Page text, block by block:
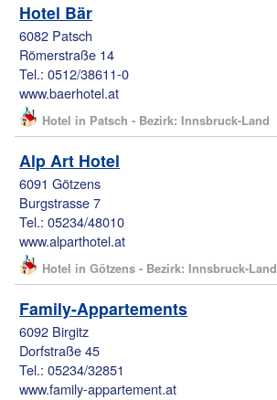
Hotel Bär
6082 Patsch
Römerstraße 14
Tel.: 0512/38611-0
www.baerhotel.at
Hotel in Patsch - Bezirk: Innsbruck-Land
Alp Art Hotel
6091 Götzens
Burgstrasse 7
Tel.: 05234/48010
www.alparthotel.at
Hotel in Götzens - Bezirk: Innsbruck-Land
Family-Appartements
6092 Birgitz
Dorfstraße 45
Tel.: 05234/32851
www.family-appartement.at